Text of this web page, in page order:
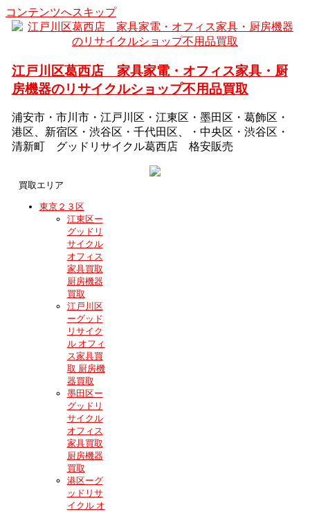
コンテンツへスキップ
江戸川区葛西店 家具家電・オフィス家具・厨
房機器のリサイクルショップ不用品買取
浦安市・市川市・江戸川区・江東区・墨田区・葛飾区・
港区、新宿区・渋谷区・千代田区、・中央区・渋谷区・
清新町 グッドリサイクル葛西店 格安販売
買取エリア
東京２３区
江東区ー
グッドリ
サイクル
オフィス
家具買取
厨房機器
買取
江戸川区
ーグッド
リサイク
ル オフィ
ス家具買
取 厨房機
器買取
墨田区ー
グッドリ
サイクル
オフィス
家具買取
厨房機器
買取
港区ーグ
ッドリサ
イクル オ